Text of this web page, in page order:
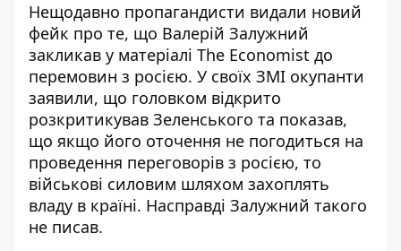
Нещодавно пропагандисти видали новий
фейк про те, що Валерій Залужний
закликав у матеріалі The Economist до
перемовин з росією. У своїх ЗМІ окупанти
заявили, що головком відкрито
розкритикував Зеленського та показав,
що якщо його оточення не погодиться на
проведення переговорів з росією, то
військові силовим шляхом захоплять
владу в країні. Насправді Залужний такого
не писав.